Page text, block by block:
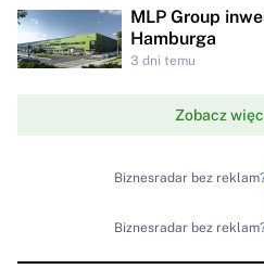
MLP Group
Hamburga
3 dni temu
Zobacz
Biznesradar bez
Biznesradar bez